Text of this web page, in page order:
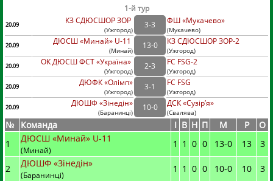
1-й тур
20.09 КЗ СДЮСШОР ЗОР
(Ужгород)
3-3 ФШ «Мукачево»
(Мукачево)
20.09
ДЮСШ «Минай» U-11
(Минай)
13-0 КЗ СДЮСШОР ЗОР-2
(Ужгород)
20.09
ОК ДЮСШ ФСТ «Україна»
(Ужгород)
2-3 FC FSG-2
(Ужгород)
20.09
ДЮФК «Олімп»
(Ужгород)
3-1 FC FSG
(Ужгород)
20.09
ДЮШФ «Зінедін»
(Баранинці)
10-0 ДСК «Сузір’я»
(Свалява)
№ Команда I В Н П М Р
О
1
ДЮСШ «Минай» U-11
(Минай)
1 1 0 0 13-0 13 3
2 ДЮШФ «Зінедін»
(Баранинці)
1 1 0 0 10-0 10 3